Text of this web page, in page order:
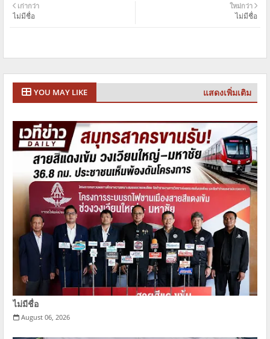
ใหม่กว่า
ไม่มีชื่อ
เก่ากว่า
ไม่มีชื่อ
YOU MAY LIKE แสดงเพิ่มเติม
ไม่มีชื่อ
August 06, 2026